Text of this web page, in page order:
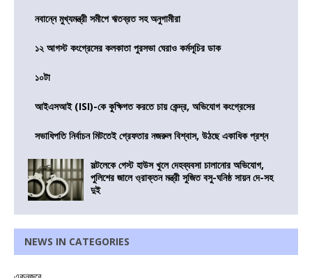
নবান্নে মুখ্যমন্ত্রী সমীপে ঋতব্রত সহ অনুগামীরা
১২ আগস্ট কংগ্রেসের কলকাতা পুরসভা ঘেরাও কর্মসূচির ডাক
১০টা
আইএসআই (ISI)-কে কুক্ষিগত করতে চায় কেন্দ্র, অভিযোগ কংগ্রেসের
সভাধিপতি নির্বাচন মিটতেই গ্রেফতার নজরুল বিশ্বাস, উঠছে একাধিক প্রশ্ন
সল্টলেকে গেস্ট হাউস খুলে দেহব্যবসা চালানোর অভিযোগ,
পুলিশের জালে ও্রাক্তন মন্ত্রী সুজিত বসু-ঘনিষ্ঠ সায়ন দে-সহ
দুই
NEWS IN CATEGORIES